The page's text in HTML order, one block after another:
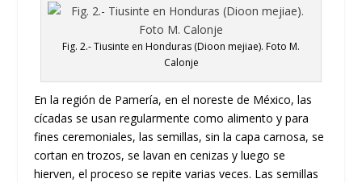
Fig. 2.- Tiusinte en Honduras (Dioon mejiae). Foto M.
Calonje
En la región de Pamería, en el noreste de México, las
cícadas se usan regularmente como alimento y para
fines ceremoniales, las semillas, sin la capa carnosa, se
cortan en trozos, se lavan en cenizas y luego se
hierven, el proceso se repite varias veces. Las semillas